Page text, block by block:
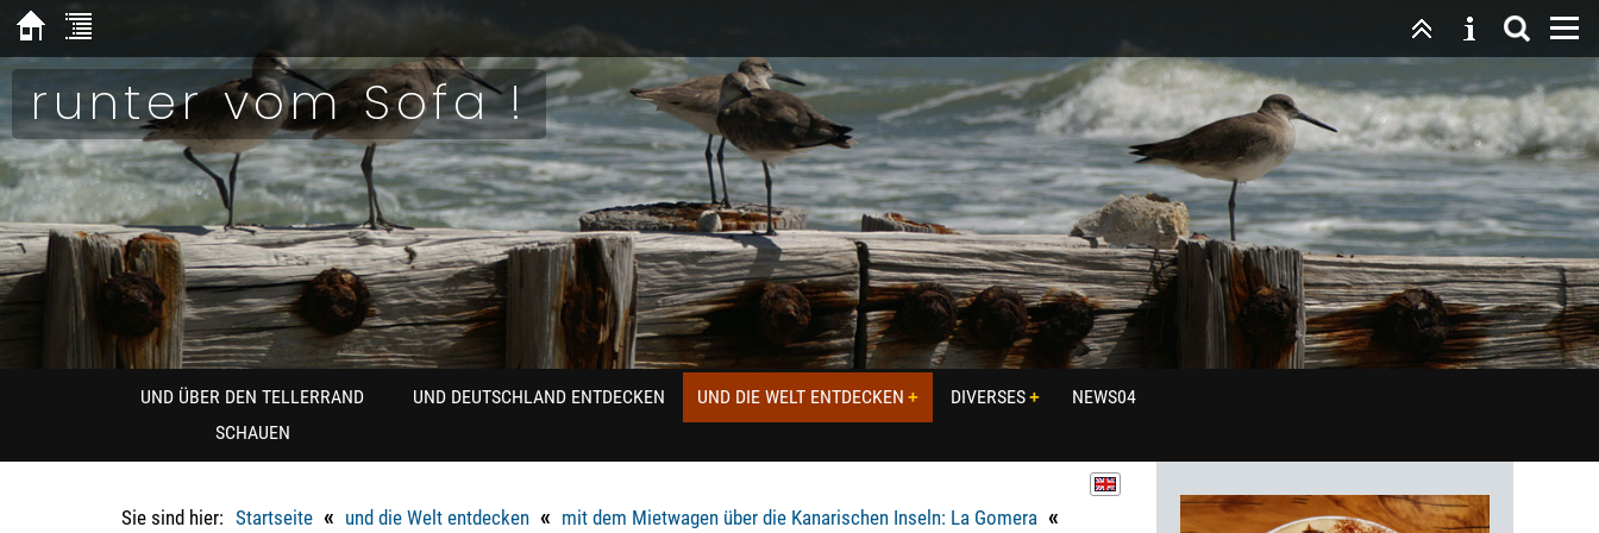
runter vom Sofa !
UND ÜBER DEN TELLERRAND
SCHAUEN
UND DEUTSCHLAND ENTDECKEN UND DIE WELT ENTDECKEN DIVERSES NEWS04
Sie sind hier: Startseite « und die Welt entdecken « mit dem Mietwagen über die Kanarischen Inseln: La Gomera «